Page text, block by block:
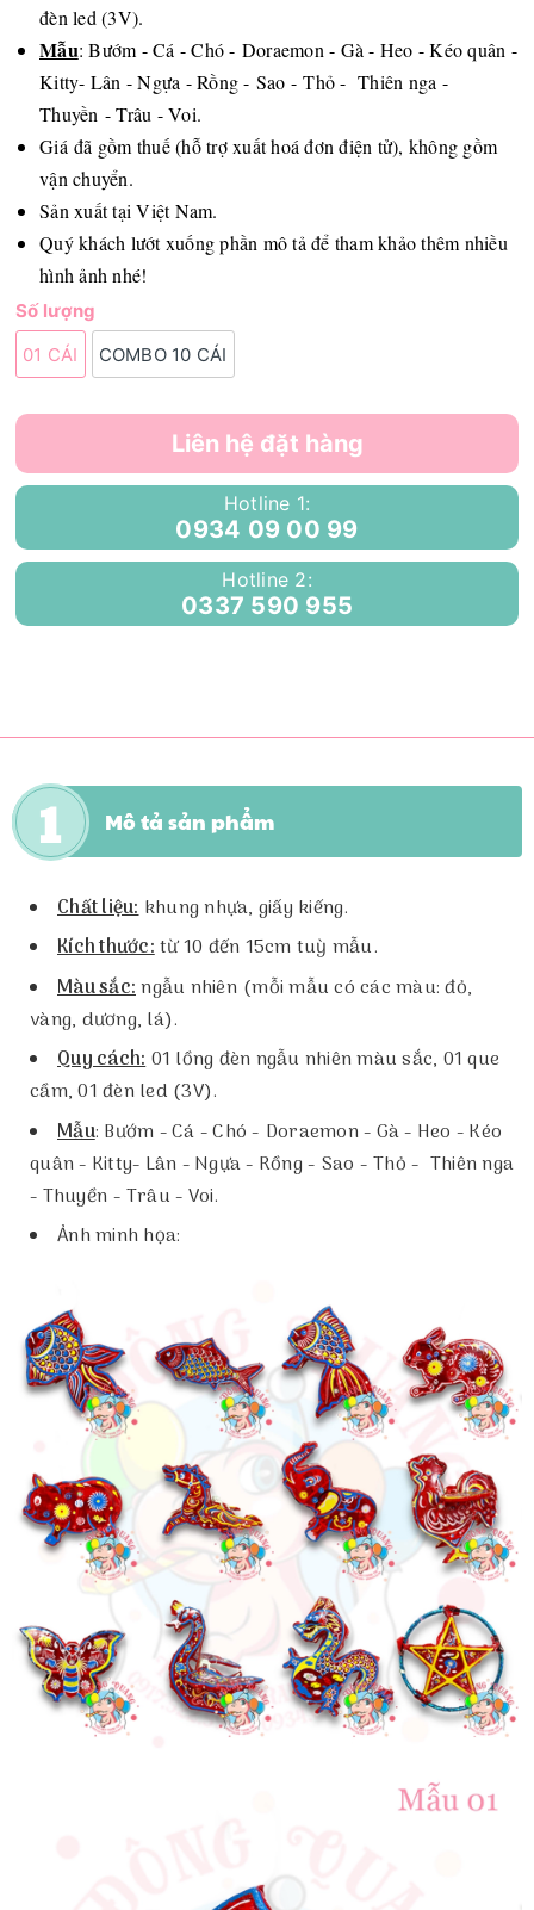
đèn led (3V).
Mẫu: Bướm - Cá - Chó - Doraemon - Gà - Heo - Kéo quân -
Kitty- Lân - Ngựa - Rồng - Sao - Thỏ - Thiên nga -
Thuyền - Trâu - Voi.
Giá đã gồm thuế (hỗ trợ xuất hoá đơn điện tử), không gồm
vận chuyển.
Sản xuất tại Việt Nam.
Quý khách lướt xuống phần mô tả để tham khảo thêm nhiều
hình ảnh nhé!
Số lượng
01 CÁI
COMBO 10 CÁI
Liên hệ đặt hàng
Hotline 1:
0934 09 00 99
Hotline 2:
0337 590 955
Mô tả sản phẩm
Chất liệu:khung nhựa, giấy kiếng.
Kích thước:từ 10 đến 15cm tuỳ mẫu.
Màu sắc:ngẫu nhiên (mỗi mẫu có các màu: đỏ,
vàng, dương, lá).
Quy cách:01 lồng đèn ngẫu nhiên màu sắc, 01 que
cầm, 01 đèn led (3V).
Mẫu: Bướm - Cá - Chó - Doraemon - Gà - Heo - Kéo
quân - Kitty- Lân - Ngựa - Rồng - Sao - Thỏ - Thiên nga
- Thuyền - Trâu - Voi.
Ảnh minh họa: